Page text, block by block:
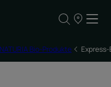
UNSERE
NATURIA Bio-Produkte